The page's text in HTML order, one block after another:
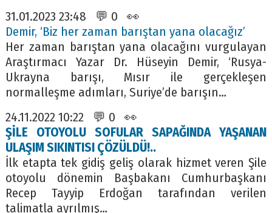
31.01.2023 23:48 💬 0 👀
Demir, ‘Biz her zaman barıştan yana olacağız’
Her zaman barıştan yana olacağını vurgulayan
Araştırmacı Yazar Dr. Hüseyin Demir, ‘Rusya-
Ukrayna barışı, Mısır ile gerçekleşen
normalleşme adımları, Suriye’de barışın…
24.11.2022 10:22 💬 0 👀
ŞİLE OTOYOLU SOFULAR SAPAĞINDA YAŞANAN
ULAŞIM SIKINTISI ÇÖZÜLDÜ!..
İlk etapta tek gidiş geliş olarak hizmet veren Şile
otoyolu dönemin Başbakanı Cumhurbaşkanı
Recep Tayyip Erdoğan tarafından verilen
talimatla ayrılmış…